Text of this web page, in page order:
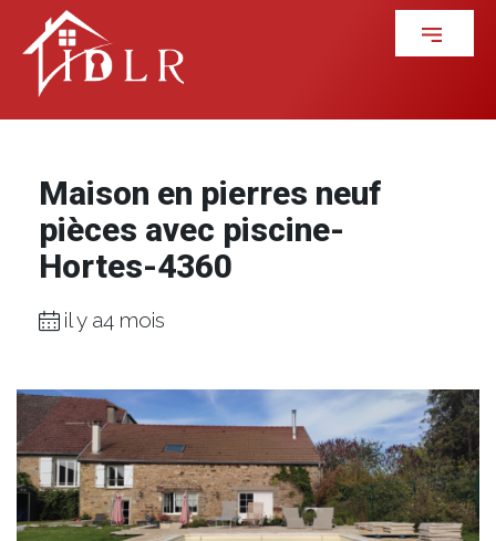
Maison en pierres neuf
pièces avec piscine-
Hortes-4360
il y a4 mois